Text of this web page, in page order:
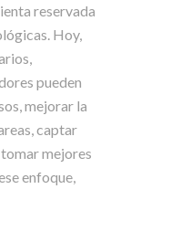
reservada
Hoy,
pueden
mejorar la
captar
mejores
enfoque,